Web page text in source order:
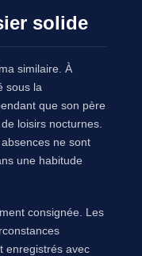
solide
similaire. À
sous la
que son père
loisirs nocturnes.
ne sont
une habitude
consignée. Les
enregistrés avec